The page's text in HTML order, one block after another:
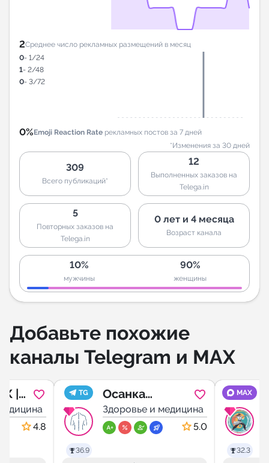
2Среднее число рекламных размещений в месяц
0- 1/24
1- 2/48
0- 3/72
0%Emoji Reaction Rate рекламных постов за 7 дней
*Изменения за 30 дней
309
Всего публикаций*
12
Выполненных заказов на
Telega.in
5
Повторных заказов на
Telega.in
0 лет и 4 месяца
Возраст канала
10%
мужчины
90%
женщины
Добавьте похожие
каналы Telegram и MAX
|
4.8
TG
36.9
Осанка
Наизнанку |
Массаж | ЛФК
Здоровье и медицина
5.0
MAX
32.3